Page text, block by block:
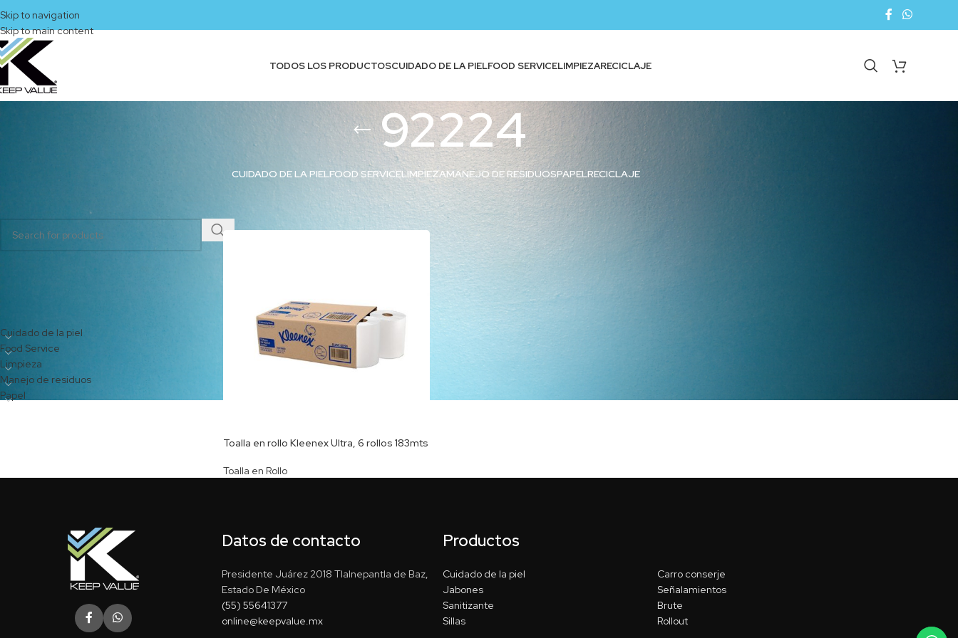
Skip to navigation
Skip to main content
TODOS LOS PRODUCTOSCUIDADO DE LA PIELFOOD SERVICELIMPIEZARECICLAJE
92224
CUIDADO DE LA PIELFOOD SERVICELIMPIEZAMANEJO DE RESIDUOSPAPELRECICLAJE
Cuidado de la piel
Food Service
Limpieza
Manejo de residuos
Papel
Productos etiquetados “92224” Show 18 24
Toalla en rollo Kleenex Ultra, 6 rollos 183mts
Toalla en Rollo
Datos de contacto
Presidente Juárez 2018 Tlalnepantla de Baz,
Estado De México
(55) 55641377
online@keepvalue.mx
Productos
Cuidado de la piel
Jabones
Sanitizante
Sillas
Carro conserje
Señalamientos
Brute
Rollout